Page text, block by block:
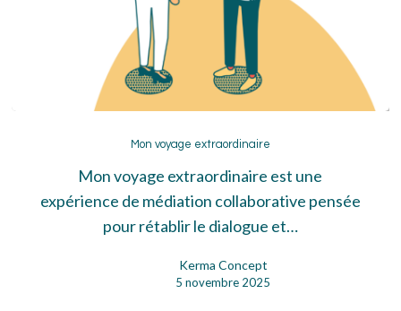
voyage
extraordinaire
Mon voyage extraordinaire
Mon voyage extraordinaire est une
expérience de médiation collaborative pensée
pour rétablir le dialogue et…
Kerma Concept
5 novembre 2025